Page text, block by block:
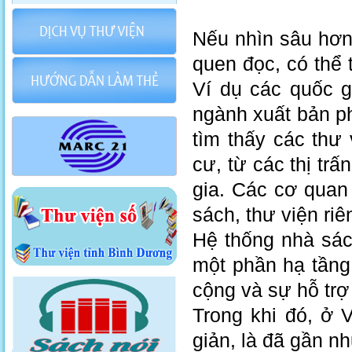
Nếu nhìn sâu
quen đọc, có thể
Ví dụ các quốc
ngành xuất bản
tìm thấy các thư
cư, từ các thị
gia. Các cơ
sách, thư viện
Hệ thống nhà
một phần hạ
cộng và sự hỗ
Trong khi đó, ở
giản, là đã gần